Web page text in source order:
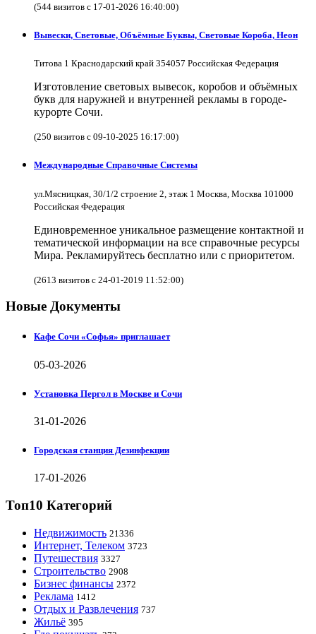
(544 визитов с 17-01-2026 16:40:00)
Вывески, Световые, Объёмные Буквы, Световые Короба, Неон
Титова 1 Краснодарский край 354057 Российская Федерация
Изготовление световых вывесок, коробов и объёмных
букв для наружней и внутренней рекламы в городе-
курорте Сочи.
(250 визитов с 09-10-2025 16:17:00)
Международные Справочные Системы
ул.Мясницкая, 30/1/2 строение 2, этаж 1 Москва, Москва 101000
Российская Федерация
Единовременное уникальное размещение контактной и
тематической информации на все справочные ресурсы
Мира. Рекламируйтесь бесплатно или с приоритетом.
(2613 визитов с 24-01-2019 11:52:00)
Новые Документы
Кафе Сочи «Софья» приглашает
05-03-2026
Установка Пергол в Москве и Сочи
31-01-2026
Городская станция Дезинфекции
17-01-2026
Топ10 Категорий
Недвижимость 21336
Интернет, Телеком 3723
Путешествия 3327
Строительство 2908
Бизнес финансы 2372
Реклама 1412
Отдых и Развлечения 737
Жильё 395